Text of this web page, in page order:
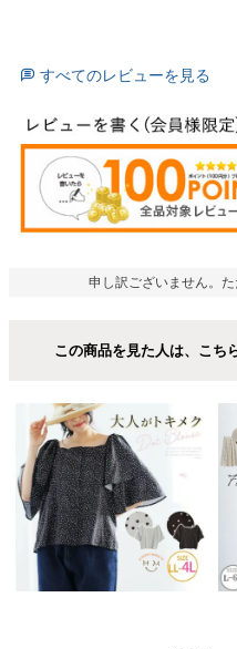
すべてのレビューを見る
申し訳ございません。た
この商品を見た人は、こち